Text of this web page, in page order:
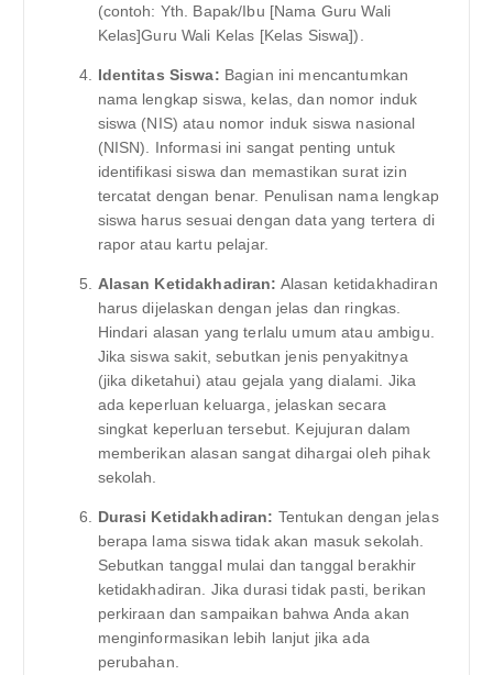
(contoh: Yth. Bapak/Ibu [Nama Guru Wali
Kelas]Guru Wali Kelas [Kelas Siswa]).
Identitas Siswa: Bagian ini mencantumkan
nama lengkap siswa, kelas, dan nomor induk
siswa (NIS) atau nomor induk siswa nasional
(NISN). Informasi ini sangat penting untuk
identifikasi siswa dan memastikan surat izin
tercatat dengan benar. Penulisan nama lengkap
siswa harus sesuai dengan data yang tertera di
rapor atau kartu pelajar.
Alasan Ketidakhadiran: Alasan ketidakhadiran
harus dijelaskan dengan jelas dan ringkas.
Hindari alasan yang terlalu umum atau ambigu.
Jika siswa sakit, sebutkan jenis penyakitnya
(jika diketahui) atau gejala yang dialami. Jika
ada keperluan keluarga, jelaskan secara
singkat keperluan tersebut. Kejujuran dalam
memberikan alasan sangat dihargai oleh pihak
sekolah.
Durasi Ketidakhadiran: Tentukan dengan jelas
berapa lama siswa tidak akan masuk sekolah.
Sebutkan tanggal mulai dan tanggal berakhir
ketidakhadiran. Jika durasi tidak pasti, berikan
perkiraan dan sampaikan bahwa Anda akan
menginformasikan lebih lanjut jika ada
perubahan.